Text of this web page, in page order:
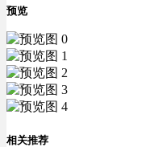
预览
相关推荐